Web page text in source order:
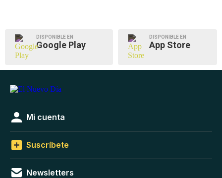
DISPONIBLE EN
Google Play
DISPONIBLE EN
App Store
Mi cuenta
Suscríbete
Newsletters